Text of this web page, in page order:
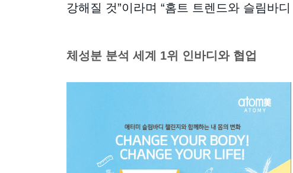
강해질 것”이라며 “홈트 트렌드와 슬림바
체성분 분석 세계 1위 인바디와 협업